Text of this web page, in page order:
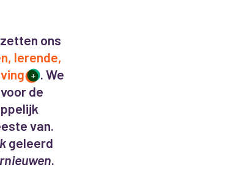
ons
lerende,
+ . We
de
van.
geleerd
.